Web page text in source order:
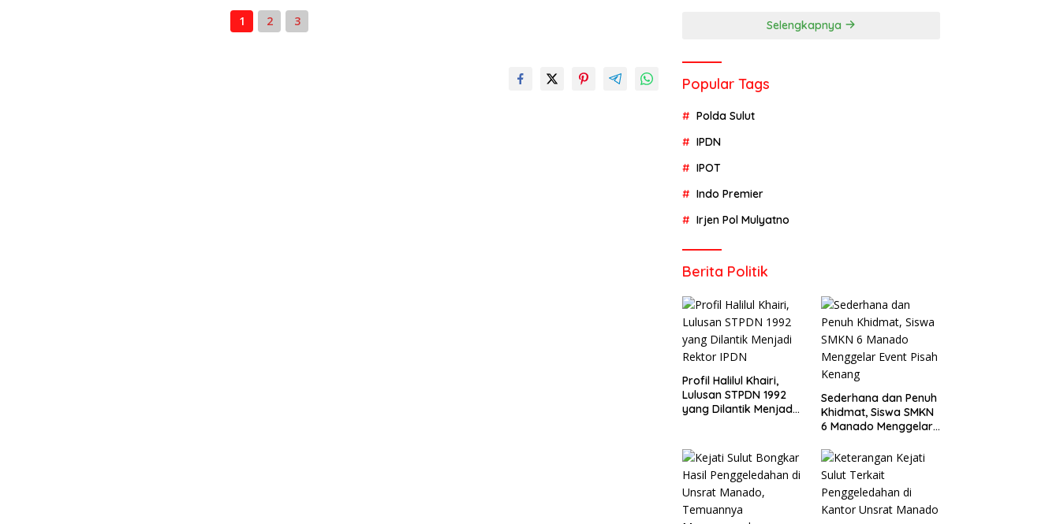
1
2 3 Selengkapnya
Popular Tags
Polda Sulut
IPDN
IPOT
Indo Premier
Irjen Pol Mulyatno
Berita Politik
Profil Halilul Khairi,
Lulusan STPDN 1992
yang Dilantik Menjadi
Sederhana dan Penuh
Khidmat, Siswa SMKN
6 Manado Menggelar